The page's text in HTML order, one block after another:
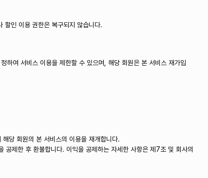
인 이용 권한은 복구되지 않습니다.
하여 서비스 이용을 제한할 수 있으며, 해당 회원은 본 서비스 재가입
당 회원의 본 서비스의 이용을 재개합니다.
제한 후 환불합니다. 이익을 공제하는 자세한 사항은 제7조 및 회사의